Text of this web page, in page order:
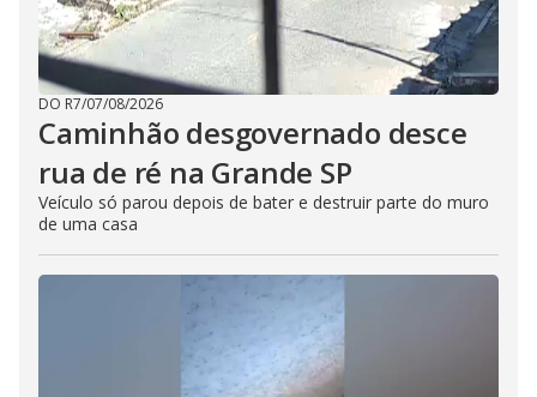
DO R7/07/08/2026
Caminhão desgovernado desce
rua de ré na Grande SP
Veículo só parou depois de bater e destruir parte do muro
de uma casa